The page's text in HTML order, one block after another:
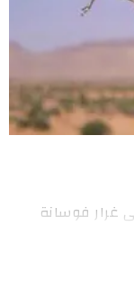
غرار فوسانة